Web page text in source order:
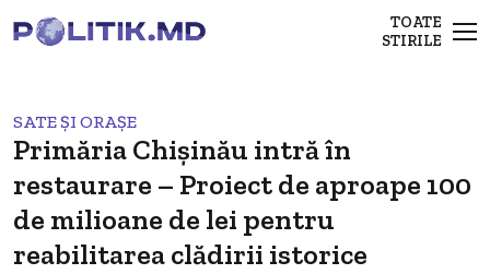
TOATE
STIRILE
SATE ȘI ORAȘE
Primăria Chișinău intră în
restaurare – Proiect de aproape 100
de milioane de lei pentru
reabilitarea clădirii istorice